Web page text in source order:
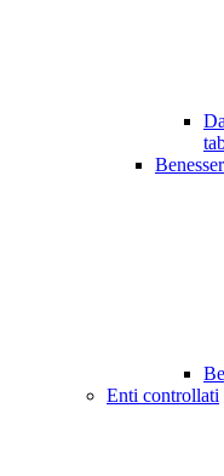
Enti controllati